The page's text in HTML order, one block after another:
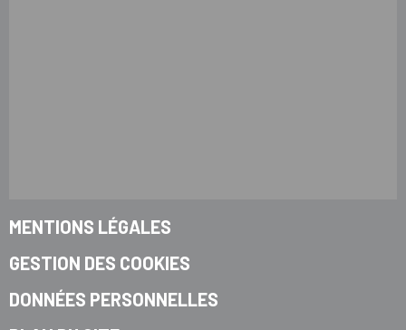
MENTIONS LÉGALES
GESTION DES COOKIES
DONNÉES PERSONNELLES